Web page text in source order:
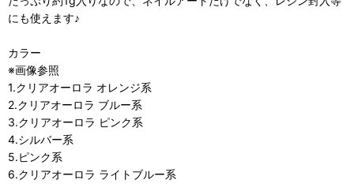
にも使えます♪
カラー
※画像参照
1.クリアオーロラ オレンジ系
2.クリアオーロラ ブルー系
3.クリアオーロラ ピンク系
4.シルバー系
5.ピンク系
6.クリアオーロラ ライトブルー系